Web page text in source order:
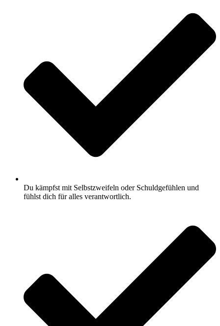
Du kämpfst mit Selbstzweifeln oder Schuldgefühlen und
fühlst dich für alles verantwortlich.